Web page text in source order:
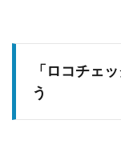
「ロコチェ
う